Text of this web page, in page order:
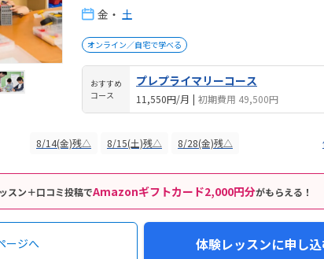
金 ・ 土
オンライン／自宅で学べる
おすすめ
コース
プレプライマリーコース
11,550円/月 | 初期費用 49,500円
8/14(金)残△ 8/15(土)残△ 8/28(金)残△
スン＋口コミ投稿でAmazonギフトカード2,000円分がもらえる！
ージへ 体験レッスンに申し